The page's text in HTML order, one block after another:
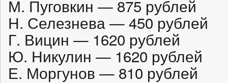
М. Пуговкин — 875 рублей
Н. Селезнева — 450 рублей
Г. Вицин — 1620 рублей
Ю. Никулин — 1620 рублей
Е. Моргунов — 810 рублей